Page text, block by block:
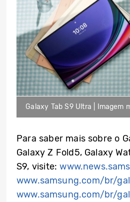
Galaxy Tab S9 Ultra | Imagem
Para saber mais sobre o
Galaxy Z Fold5, Galaxy
S9, visite:
www.samsung.com/br/
www.samsung.com/br/